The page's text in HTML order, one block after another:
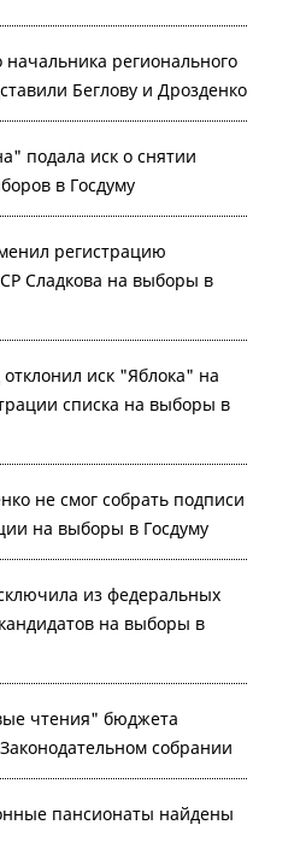
начальника регионального
Беглову и Дрозденко
подала иск о снятии
в Госдуму
регистрацию
Сладкова на выборы в
отклонил иск "Яблока" на
списка на выборы в
не смог собрать подписи
на выборы в Госдуму
из федеральных
на выборы в
чтения" бюджета
собрании
пансионаты найдены